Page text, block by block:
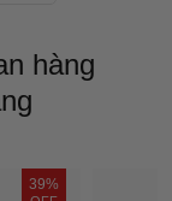
hàng
39%